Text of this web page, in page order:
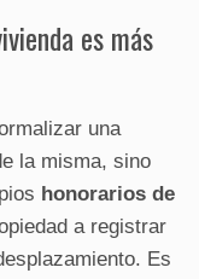
es más
una
la misma, sino
honorarios de
a registrar
Es